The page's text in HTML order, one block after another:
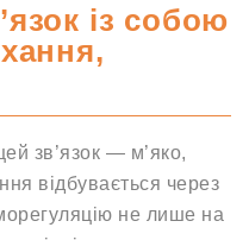
із собою
зв’язок — м’яко,
відбувається через
не лише на